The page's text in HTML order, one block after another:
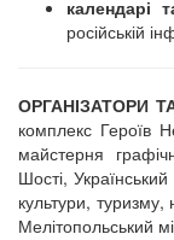
календарі
російській
ОРГАНІЗАТОРИ
комплекс Героїв
майстерня
Шості,
культури, туризму,
Мелітопольський